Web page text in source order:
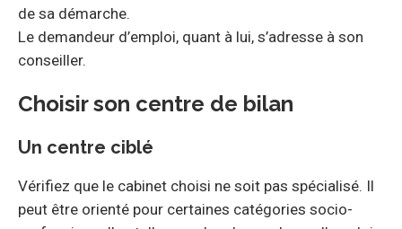
de sa démarche.
Le demandeur d’emploi, quant à lui, s’adresse à son
conseiller.
Choisir son centre de bilan
Un centre ciblé
Vérifiez que le cabinet choisi ne soit pas spécialisé. Il
peut être orienté pour certaines catégories socio-